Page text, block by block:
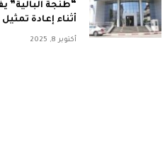
“طنجة البالية”
أثناء إعادة تمثيل
أكتوبر 8, 2025